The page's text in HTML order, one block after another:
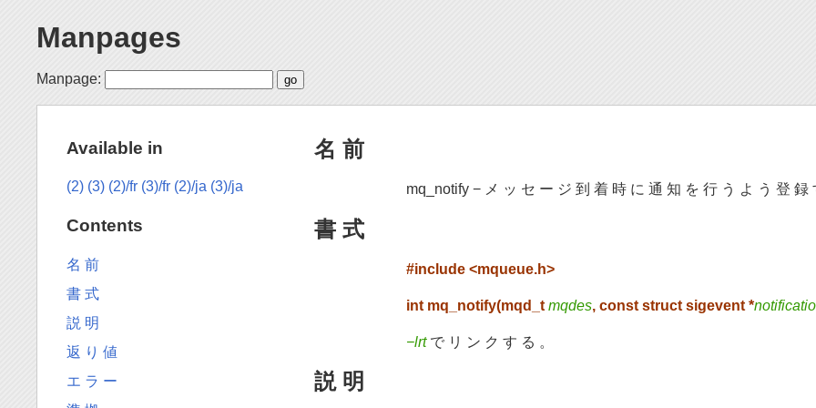
Manpages
Manpage:
名 前
mq_notify − メ ッ セ ー ジ 到 着 時 に 通 知 を 行 う よ う 登 録
書 式
#include <mqueue.h>
int mq_notify(mqd_t mqdes, const struct sigevent *
−lrtで リ ン ク す る 。
説 明
Available in
(2) (3) (2)/fr (3)/fr (2)/ja (3)/ja
Contents
名 前
書 式
説 明
返 り 値
エ ラ ー